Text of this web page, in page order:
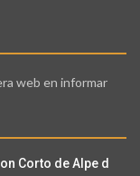
web en informar
Corto de Alpe d